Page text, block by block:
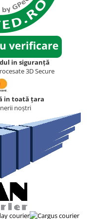
in siguranță
3D Secure
in toată țara
noștri